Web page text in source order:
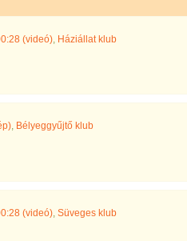
(videó), Háziállat klub
, Bélyeggyűjtő klub
(videó), Süveges klub